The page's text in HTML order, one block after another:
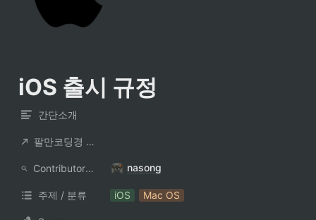
iOS 출시 규정
간단소개
팔만코딩경 컨트리뷰터
ContributorNotionAccount nasong
주제 / 분류 iOS Mac OS